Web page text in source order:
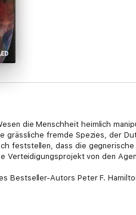
die Menschheit heimlich
grässliche fremde Spezies, der
feststellen, dass die
Verteidigungsprojekt von den
Bestseller-Autors Peter F.